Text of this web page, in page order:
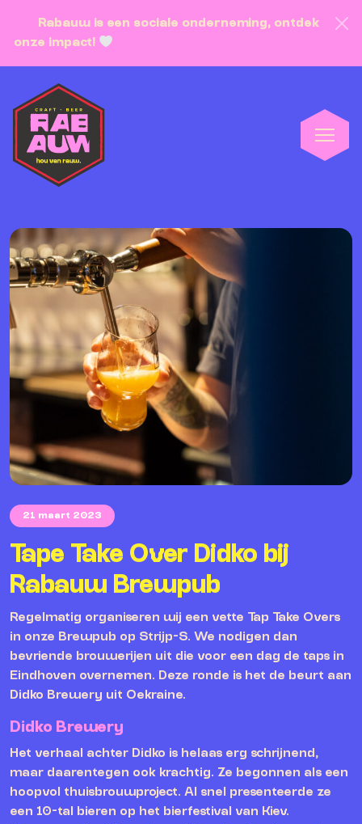
Rabauw is een sociale onderneming, ontdek
onze impact!
21 maart 2023
Tape Take Over Didko bij
Rabauw Brewpub
Regelmatig organiseren wij een vette Tap Take Overs
in onze Brewpub op Strijp-S. We nodigen dan
bevriende brouwerijen uit die voor een dag de taps in
Eindhoven overnemen. Deze ronde is het de beurt aan
Didko Brewery uit Oekraine.
Didko Brewery
Het verhaal achter Didko is helaas erg schrijnend,
maar daarentegen ook krachtig. Ze begonnen als een
hoopvol thuisbrouwproject. Al snel presenteerde ze
een 10-tal bieren op het bierfestival van Kiev.